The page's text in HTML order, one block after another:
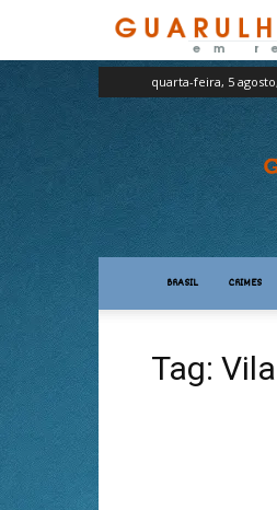
quarta-feira, 5
Guarulhos
em
Rede
BRASIL CRIMES
Tag: